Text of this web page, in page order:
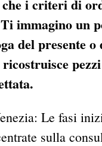
i criteri di
immagino un
del presente o
ricostruisce
Le fasi
sulla